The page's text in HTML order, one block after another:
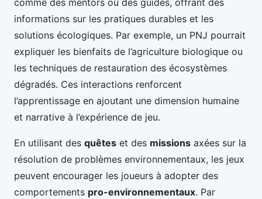
comme des mentors ou des guides, offrant des
informations sur les pratiques durables et les
solutions écologiques. Par exemple, un PNJ pourrait
expliquer les bienfaits de l’agriculture biologique ou
les techniques de restauration des écosystèmes
dégradés. Ces interactions renforcent
l’apprentissage en ajoutant une dimension humaine
et narrative à l’expérience de jeu.
En utilisant des quêtes et des missions axées sur la
résolution de problèmes environnementaux, les jeux
peuvent encourager les joueurs à adopter des
comportements pro-environnementaux. Par